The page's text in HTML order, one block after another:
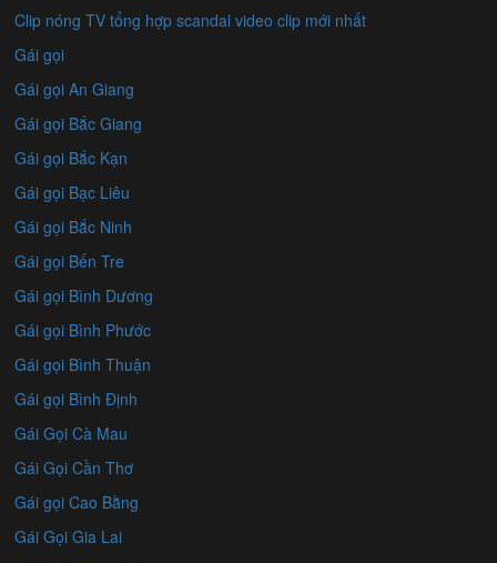
Clip nóng TV tổng hợp scandal video clip mới nhất
Gái gọi
Gái gọi An Giang
Gái gọi Bắc Giang
Gái gọi Bắc Kạn
Gái gọi Bạc Liêu
Gái gọi Bắc Ninh
Gái gọi Bến Tre
Gái gọi Bình Dương
Gái gọi Bình Phước
Gái gọi Bình Thuận
Gái gọi Bình Định
Gái Gọi Cà Mau
Gái Gọi Cần Thơ
Gái gọi Cao Bằng
Gái Gọi Gia Lai